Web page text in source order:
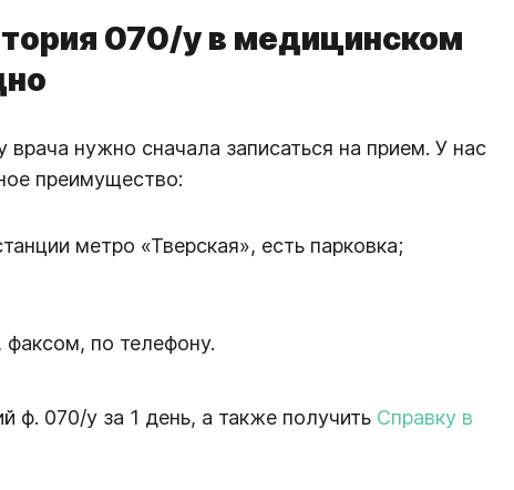
070/у в медицинском
нужно сначала записаться на прием. У нас
преимущество:
метро «Тверская», есть парковка;
факсом, по телефону.
ф. 070/у за 1 день, а также получить Справку в